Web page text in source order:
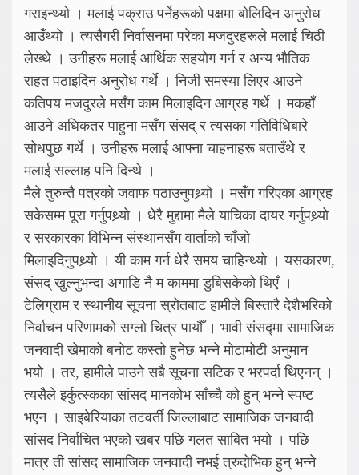
गराइन्थ्यो । मलाई पक्राउ पर्नेहरूको पक्षमा बोलिदिन अनुरोध
आउँथ्यो । त्यसैगरी निर्वासनमा परेका मजदुरहरूले मलाई चिठी
लेख्थे । उनीहरू मलाई आर्थिक सहयोग गर्न र अन्य भौतिक
राहत पठाइदिन अनुरोध गर्थे । निजी समस्या लिएर आउने
कतिपय मजदुरले मसँग काम मिलाइदिन आग्रह गर्थे । मकहाँ
आउने अधिकतर पाहुना मसँग संसद् र त्यसका गतिविधिबारे
सोधपुछ गर्थे । उनीहरू मलाई आफ्ना चाहनाहरू बताउँथे र
मलाई सल्लाह पनि दिन्थे ।
मैले तुरुन्तै पत्रको जवाफ पठाउनुपथ्र्यो । मसँग गरिएका आग्रह
सकेसम्म पूरा गर्नुपथ्र्यो । धेरै मुद्दामा मैले याचिका दायर गर्नुपथ्र्यो
र सरकारका विभिन्न संस्थानसँग वार्ताको चाँजो
मिलाइदिनुपथ्र्यो । यी काम गर्न धेरै समय चाहिन्थ्यो । यसकारण,
संसद् खुल्नुभन्दा अगाडि नै म काममा डुबिसकेको थिएँ ।
टेलिग्राम र स्थानीय सूचना स्रोतबाट हामीले बिस्तारै देशैभरिको
निर्वाचन परिणामको सग्लो चित्र पायौँ । भावी संसद्मा सामाजिक
जनवादी खेमाको बनोट कस्तो हुनेछ भन्ने मोटामोटी अनुमान
भयो । तर, हामीले पाउने सबै सूचना सटिक र भरपर्दा थिएनन् ।
त्यसैले इर्कुत्स्कका सांसद मानकोभ साँच्चै को हुन् भन्ने स्पष्ट
भएन । साइबेरियाका तटवर्ती जिल्लाबाट सामाजिक जनवादी
सांसद निर्वाचित भएको खबर पछि गलत साबित भयो । पछि
मात्र ती सांसद सामाजिक जनवादी नभई त्रुदोभिक हुन् भन्ने